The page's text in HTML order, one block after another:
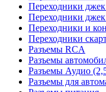
Переходники
Переходники
Переходники и
Переходники
Разъемы RCA
Разъемы
Разъемы Аудио
Разъемы для